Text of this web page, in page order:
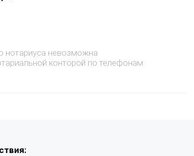
нотариуса невозможна
конторой по телефонам